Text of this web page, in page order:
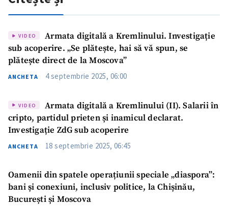
VIDEO
Armata digitală a Kremlinului. Investigație
sub acoperire. „Se plătește, hai să vă spun, se
plătește direct de la Moscova”
ANCHETA 4 septembrie 2025, 06:00
VIDEO
Armata digitală a Kremlinului (II). Salarii în
cripto, partidul prieten și inamicul declarat.
Investigație ZdG sub acoperire
ANCHETA 18 septembrie 2025, 06:45
Oamenii din spatele operațiunii speciale „diaspora”:
bani și conexiuni, inclusiv politice, la Chișinău,
București și Moscova